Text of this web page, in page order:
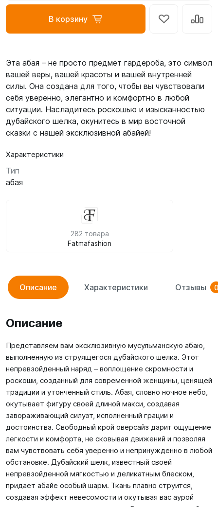
В корзину
Эта абая – не просто предмет гардероба, это символ
вашей веры, вашей красоты и вашей внутренней
силы. Она создана для того, чтобы вы чувствовали
себя уверенно, элегантно и комфортно в любой
ситуации. Насладитесь роскошью и изысканностью
дубайского шелка, окунитесь в мир восточной
сказки с нашей эксклюзивной абайей!
Характеристики
Тип
абая
282 товара
Fatmafashion
Описание Характеристики Отзывы 0
Описание
Представляем вам эксклюзивную мусульманскую абаю,
выполненную из струящегося дубайского шелка. Этот
непревзойденный наряд – воплощение скромности и
роскоши, созданный для современной женщины, ценящей
традиции и утонченный стиль. Абая, словно ночное небо,
окутывает фигуру своей длиной макси, создавая
завораживающий силуэт, исполненный грации и
достоинства. Свободный крой оверсайз дарит ощущение
легкости и комфорта, не сковывая движений и позволяя
вам чувствовать себя уверенно и непринужденно в любой
обстановке. Дубайский шелк, известный своей
непревзойденной мягкостью и деликатным блеском,
придает абайе особый шарм. Ткань плавно струится,
создавая эффект невесомости и окутывая вас аурой